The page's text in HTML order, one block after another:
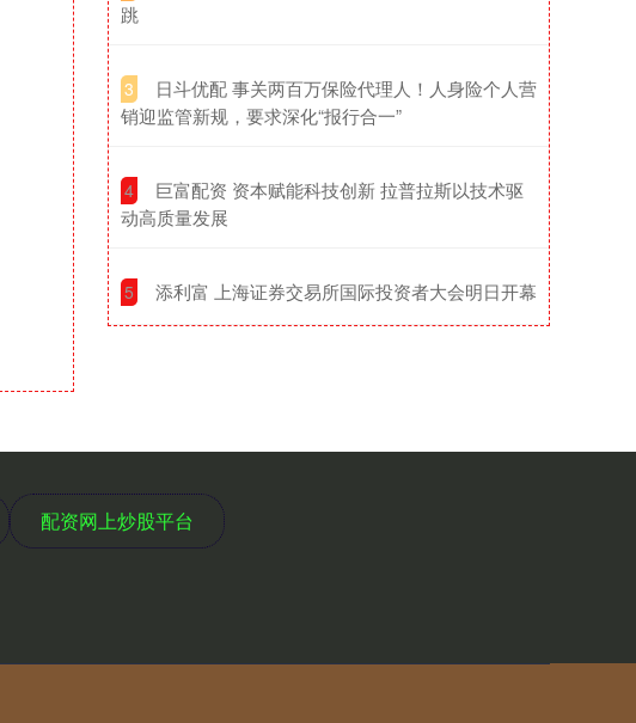
跳
3
​日斗优配 事关两百万保险代理人！人身险个人营
销迎监管新规，要求深化“报行合一”
4
​巨富配资 资本赋能科技创新 拉普拉斯以技术驱
动高质量发展
5 ​添利富 上海证券交易所国际投资者大会明日开幕
配资网上炒股平台